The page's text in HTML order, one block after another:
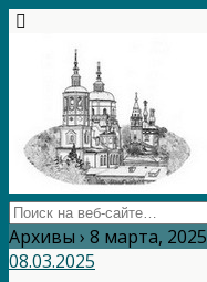
Архивы › 8 марта, 2025
08.03.2025